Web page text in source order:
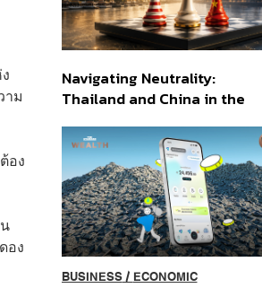
าม
อง
อง
Navigating Neutrality:
Thailand and China in the
Order
BUSINESS/ ECONOMIC